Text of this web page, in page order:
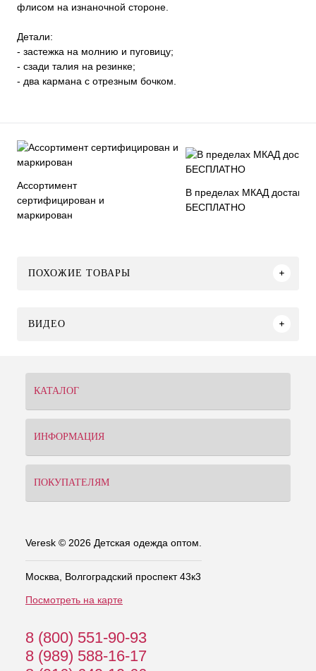
флисом на изнаночной стороне.
Детали:
- заcтежка на молнию и пуговицу;
- сзади талия на резинке;
- два кармана с отрезным бочком.
Ассортимент
сертифицирован и
маркирован
В пределах МКАД доставка
БЕСПЛАТНО
ПОХОЖИЕ ТОВАРЫ
ВИДЕО
КАТАЛОГ
ИНФОРМАЦИЯ
ПОКУПАТЕЛЯМ
Veresk © 2026 Детская одежда оптом.
Москва, Волгоградский проспект 43к3
Посмотреть на карте
8 (800) 551-90-93
8 (989) 588-16-17